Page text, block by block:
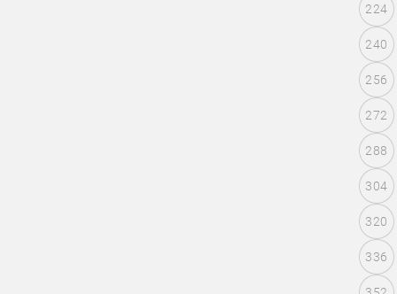
224
240
256
272
288
304
320
336